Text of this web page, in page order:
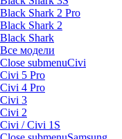
Black Shark 2 Pro
Black Shark 2
Black Shark
Все модели
Close submenuCivi
Civi 5 Pro
Civi 4 Pro
Civi 3
Civi 2
Civi / Civi 1S